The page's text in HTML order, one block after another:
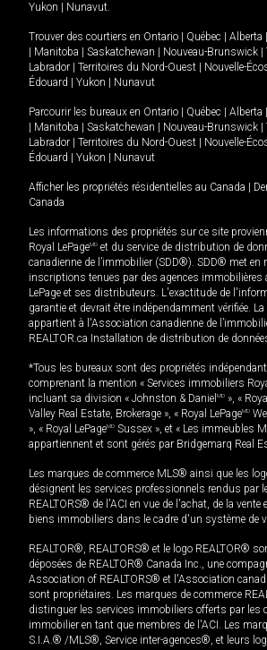
Yukon
Nunavut.
Trouver des courtiers en Ontario Québec Alberta
Manitoba Saskatchewan Nouveau-Brunswick
Labrador
Territoires du Nord-Ouest Nouvelle-
Édouard
Yukon Nunavut
Parcourir les bureaux en Ontario Québec Alberta
Manitoba Saskatchewan Nouveau-Brunswick
Labrador
Territoires du Nord-Ouest Nouvelle-
Édouard
Yukon Nunavut
Afficher les propriétés résidentielles au Canada
Canada
Les informations des propriétés sur ce site
Royal LePageMD et du service de distribution de
canadienne de l’immobilier (SDD®). SDD® met en
inscriptions tenues par des agences immobilières
LePage et ses distributeurs. L'exactitude de
garantie et devrait être indépendamment vérifiée.
appartient à l'Association canadienne de
REALTOR.ca Installation de distribution de
*Tous les bureaux sont des propriétés
comprenant la mention « Services immobiliers
incluant sa division « Johnston & Daniel MD », «
Valley Real Estate, Brokerage », « Royal LePageMD
», « Royal LePageMD Sussex », et « Les immeubles
appartiennent et sont gérés par Bridgemarq Real
Les marques de commerce MLS® ainsi que les
désignent les services professionnels rendus par
REALTORS® de l'ACI en vue de l'achat, de la vente
biens immobiliers dans le cadre d'un système de
REALTOR®, REALTORS® et le logo REALTOR®
déposées de REALTOR® Canada Inc., une
Association of REALTORS® et l'Association
sont propriétaires. Les marques de commerce
distinguer les services immobiliers offerts par les
immobilier en tant que membres de l'ACI. Les
S.I.A.® /MLS®, Service inter-agences®, et leurs